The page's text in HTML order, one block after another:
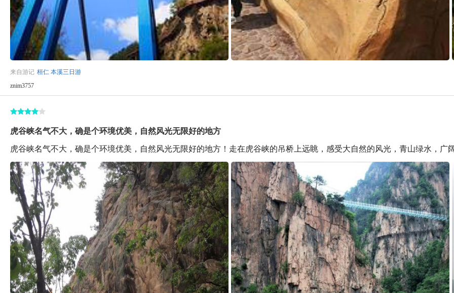
来自游记 桓仁 本溪三日游
znim3757
虎谷峡名气不大，确是个环境优美，自然风光无限好的地方
虎谷峡名气不大，确是个环境优美，自然风光无限好的地方！走在虎谷峡的吊桥上远眺，感受大自然的风光，青山绿水，广